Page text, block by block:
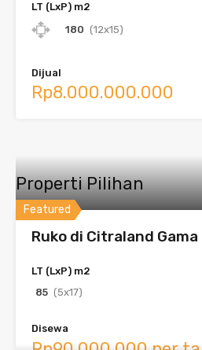
LT (LxP) m2
180 (12x15)
Dijual
Rp8.000.000.000
Properti Pilihan
Featured
Ruko di Citraland
LT (LxP) m2
85 (5x17)
Disewa